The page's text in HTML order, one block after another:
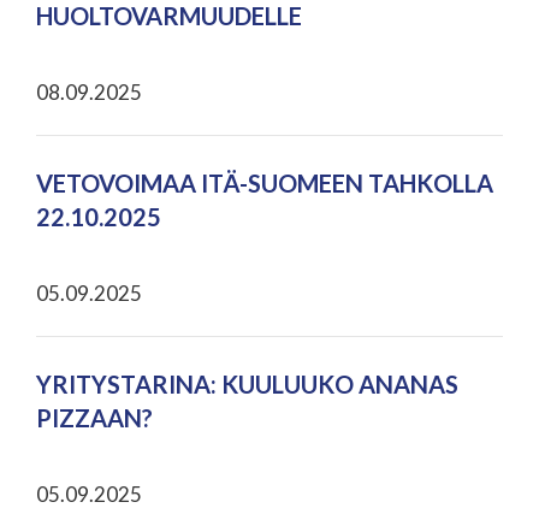
HUOLTOVARMUUDELLE
08.09.2025
VETOVOIMAA ITÄ-SUOMEEN TAHKOLLA
22.10.2025
05.09.2025
YRITYSTARINA: KUULUUKO ANANAS
PIZZAAN?
05.09.2025